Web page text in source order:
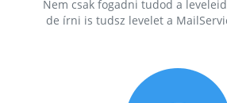
Nem csak fogadni tudod a
de írni is tudsz levelet a